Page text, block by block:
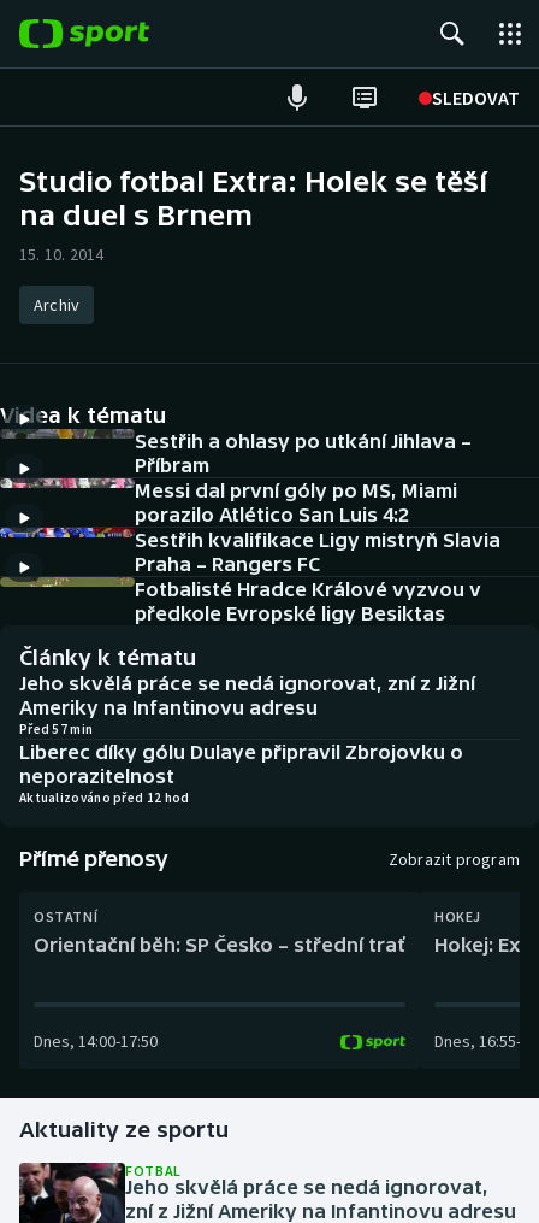
SLEDOVAT
Hokej
Atletika
DALŠÍ SPORTY
Americký fotbal
Baseball a softbal
Biatlon
Boby a skeleton
Box
Curling
Dostihy
Gymnastika
Házená
NEPŘEHLÉDNĚTE
Historické návraty
Aplikace ČT sport
AZ kvíz
Studio fotbal Extra: Holek se těší
na duel s Brnem
15. 10. 2014
Archiv
Videa k tématu
Sestřih a ohlasy po utkání Jihlava –
Příbram
Messi dal první góly po MS, Miami
porazilo Atlético San Luis 4:2
Sestřih kvalifikace Ligy mistryň Slavia
Praha – Rangers FC
Fotbalisté Hradce Králové vyzvou v
předkole Evropské ligy Besiktas
Články k tématu
Jeho skvělá práce se nedá ignorovat, zní z Jižní
Ameriky na Infantinovu adresu
Před 57 min
Liberec díky gólu Dulaye připravil Zbrojovku o
neporazitelnost
Aktualizováno před 12 hod
Přímé přenosy Zobrazit program
OSTATNÍ
Orientační běh: SP Česko – střední trať
Dnes, 14:00-17:50
HOKEJ
Hokej:
Dnes, 16:55-
Aktuality ze sportu
FOTBAL
Jeho skvělá práce se nedá ignorovat,
zní z Jižní Ameriky na Infantinovu adresu